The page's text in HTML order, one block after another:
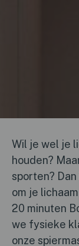
Wil je wel je
houden?
sporten?
om je
20 minuten
we fysieke
onze